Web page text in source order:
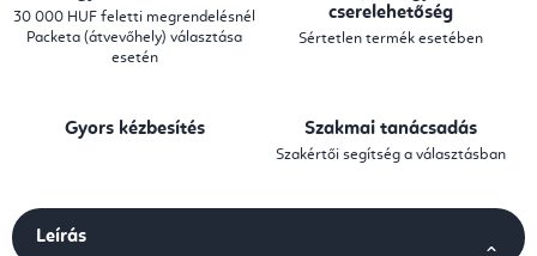
30 000 HUF feletti megrendelésnél
Packeta (átvevőhely) választása
esetén
cserelehetőség
Sértetlen termék esetében
Gyors kézbesítés Szakmai tanácsadás
Szakértői segítség a választásban
Leírás